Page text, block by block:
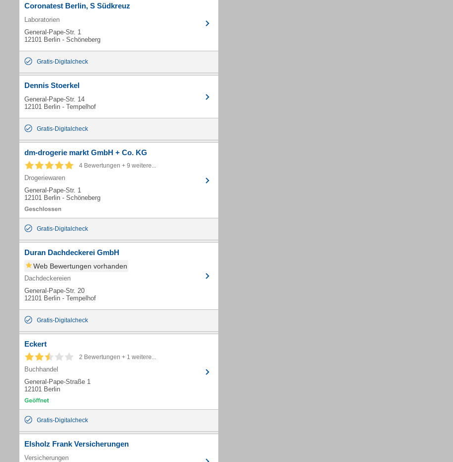
Coronatest Berlin, S Südkreuz
Laboratorien
General-Pape-Str. 1
12101 Berlin - Schöneberg
Gratis-Digitalcheck
Dennis Stoerkel
General-Pape-Str. 14
12101 Berlin - Tempelhof
Gratis-Digitalcheck
dm-drogerie markt GmbH + Co. KG
4 Bewertungen + 9 weitere...
Drogeriewaren
General-Pape-Str. 1
12101 Berlin - Schöneberg
Gratis-Digitalcheck
Duran Dachdeckerei GmbH
Web Bewertungen vorhanden
Dachdeckereien
General-Pape-Str. 20
12101 Berlin - Tempelhof
Gratis-Digitalcheck
Eckert
2 Bewertungen + 1 weitere...
Buchhandel
General-Pape-Straße 1
12101 Berlin
Gratis-Digitalcheck
Elsholz Frank Versicherungen
Versicherungen